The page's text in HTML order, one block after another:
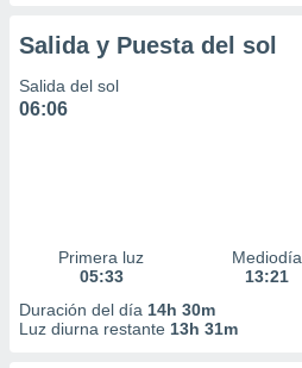
Salida y Puesta del sol
Salida del sol
06:06
Primera luz
05:33
Mediodía
13:21
Duración del día 14h 30m
Luz diurna restante 13h 31m